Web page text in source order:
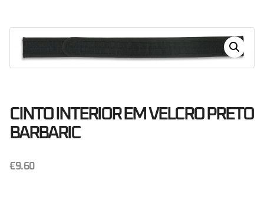
CINTO INTERIOR EM VELCRO PRETO
BARBARIC
€9.60